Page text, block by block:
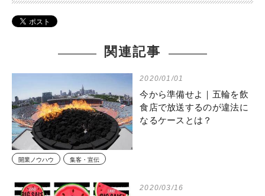
関連記事
2020/01/01
今から準備せよ｜五輪を飲
食店で放送するのが違法に
なるケースとは？
開業ノウハウ 集客・宣伝
2020/03/16